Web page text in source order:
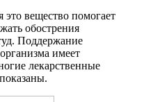
это вещество помогает
обострения
Поддержание
имеет
лекарственные